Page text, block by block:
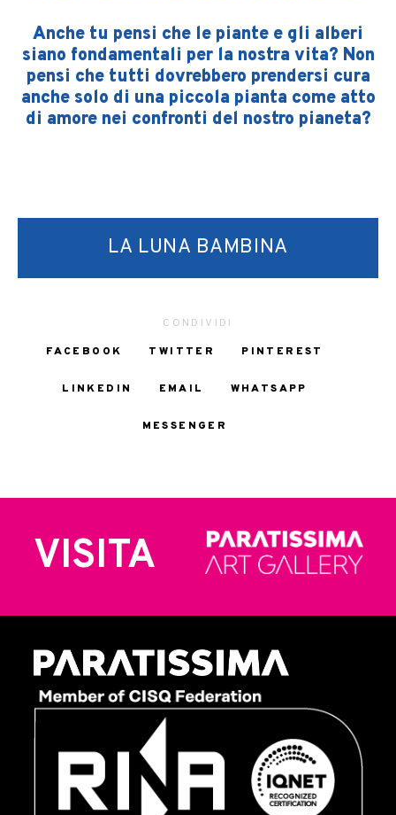
Anche tu pensi che le piante e gli alberi
siano fondamentali per la nostra vita? Non
pensi che tutti dovrebbero prendersi cura
anche solo di una piccola pianta come atto
di amore nei confronti del nostro pianeta?
LA LUNA BAMBINA
CONDIVIDI
FACEBOOK
TWITTER PINTEREST
LINKEDIN EMAIL WHATSAPP
MESSENGER
VISITA